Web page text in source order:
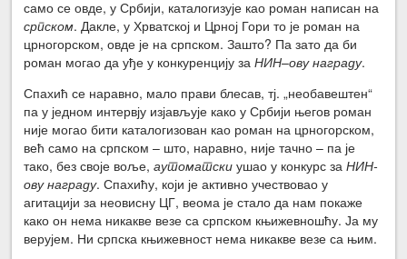
само се овде, у Србији, каталогизује као роман написан на
српском. Дакле, у Хрватској и Црној Гори то је роман на
црногорском, овде је на српском. Зашто? Па зато да би
роман могао да уђе у конкуренцију заНИН–ову награду.
Спахић се наравно, мало прави блесав, тј. „необавештен“
па у једном интервју изјављује како у Србији његов роман
није могао бити каталогизован као роман на црногорском,
већ само на српском – што, наравно, није тачно – па је
тако, без своје воље,аутоматски ушао у конкурс заНИН-
ову награду. Спахићу, који је активно учествовао у
агитацији за неовисну ЦГ, веома је стало да нам покаже
како он нема никакве везе са српском књижевношћу. Ја му
верујем. Ни српска књижевност нема никакве везе са њим.